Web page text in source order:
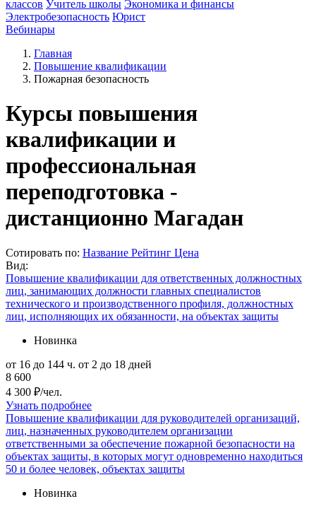
классов Учитель школы Экономика и финансы
Электробезопасность Юрист
Вебинары
Главная
Повышение квалификации
Пожарная безопасность
Курсы повышения
квалификации и
профессиональная
переподготовка -
дистанционно Магадан
Сотировать по: Название Рейтинг Цена
Вид:
Повышение квалификации для ответственных должностных
лиц, занимающих должности главных специалистов
технического и производственного профиля, должностных
лиц, исполняющих их обязанности, на объектах защиты
Новинка
от 16 до 144 ч. от 2 до 18 дней
8 600
4 300 ₽/чел.
Узнать подробнее
Повышение квалификации для руководителей организаций,
лиц, назначенных руководителем организации
ответственными за обеспечение пожарной безопасности на
объектах защиты, в которых могут одновременно находиться
50 и более человек, объектах защиты
Новинка